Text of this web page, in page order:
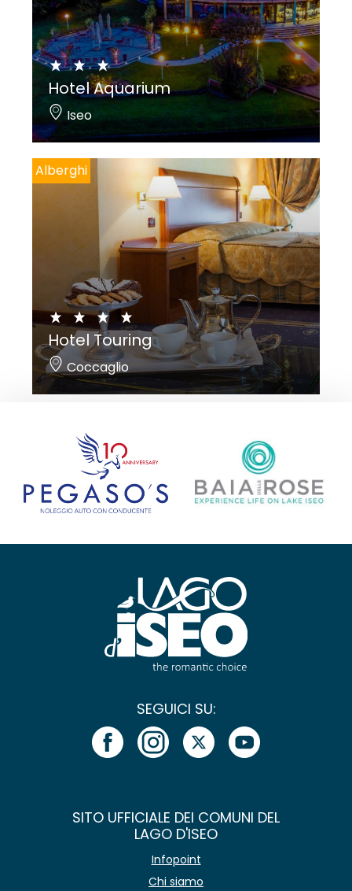
Hotel Aquarium
Iseo
Alberghi
Hotel Touring
Coccaglio
SEGUICI SU:
SITO UFFICIALE DEI COMUNI DEL
LAGO D'ISEO
Infopoint
Chi siamo